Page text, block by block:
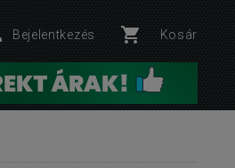
Bejelentkezés Kosár